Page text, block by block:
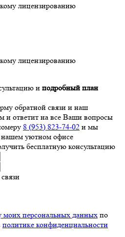
лицензированию
лицензированию
и подробный план
обратной связи и наш
и ответит на все Ваши вопросы
8 (953) 823-74-02 и мы
нашем уютном офисе
бесплатную консультацию
моих персональных данных по
политике конфиденциальности